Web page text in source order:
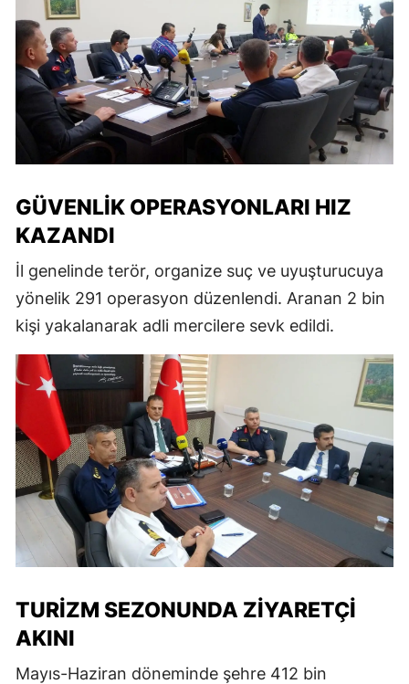
GÜVENLIK OPERASYONLARI HIZ
KAZANDI
İl genelinde terör, organize suç ve uyuşturucuya
yönelik 291 operasyon düzenlendi. Aranan 2 bin
kişi yakalanarak adli mercilere sevk edildi.
TURIZM SEZONUNDA ZIYARETÇI
AKINI
Mayıs-Haziran döneminde şehre 412 bin